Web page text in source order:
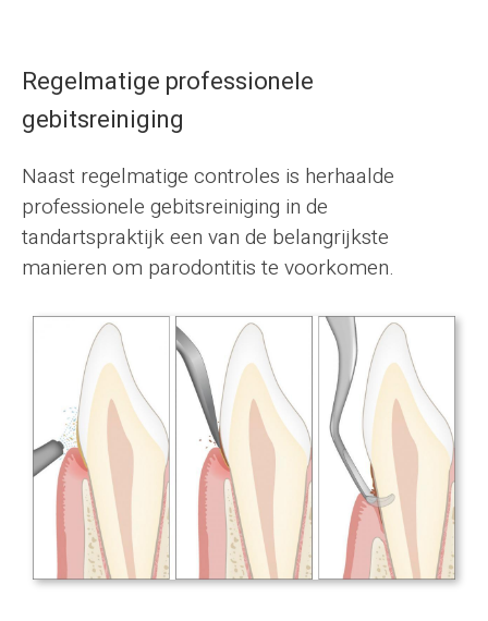
Regelmatige professionele
gebitsreiniging
Naast regelmatige controles is herhaalde
professionele gebitsreiniging in de
tandartspraktijk een van de belangrijkste
manieren om parodontitis te voorkomen.